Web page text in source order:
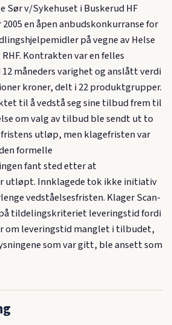
Sør v/Sykehuset i Buskerud HF
en åpen anbudskonkurranse for
på vegne av Helse
Kontrakten var en felles
måneders varighet og anslått verdi
kroner, delt i 22 produktgrupper.
til å vedstå seg sine tilbud frem til
om valg av tilbud ble sendt ut to
utløp, men klagefristen var
formelle
fant sted etter at
utløpt. Innklagede tok ikke initiativ
vedståelsesfristen. Klager Scan-
tildelingskriteriet leveringstid fordi
om leveringstid manglet i tilbudet,
som var gitt, ble ansett som